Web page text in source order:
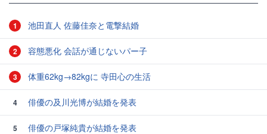
1 池田直人 佐藤佳奈と電撃結婚
2 容態悪化 会話が通じないパー子
3 体重62kg→82kgに 寺田心の生活
4 俳優の及川光博が結婚を発表
5
俳優の戸塚純貴が結婚を発表